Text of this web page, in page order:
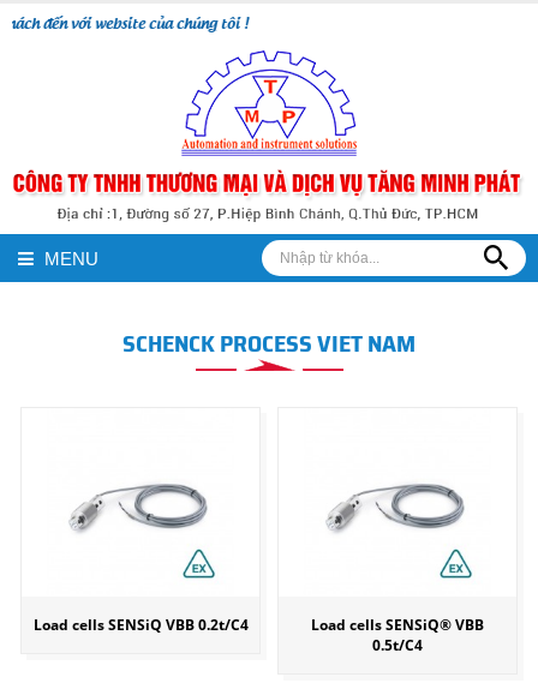
đến với website của chúng tôi !
MENU
SCHENCK PROCESS VIET NAM
Load cells SENSiQ VBB 0.2t/C4
Load cells SENSiQ® VBB
0.5t/C4